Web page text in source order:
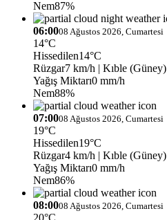
Nem87%
06:0008 Ağustos 2026, Cumartesi
14°C
Hissedilen14°C
Rüzgar7 km/h | Kıble (Güney)
Yağış Miktarı0 mm/h
Nem88%
07:0008 Ağustos 2026, Cumartesi
19°C
Hissedilen19°C
Rüzgar4 km/h | Kıble (Güney)
Yağış Miktarı0 mm/h
Nem86%
08:0008 Ağustos 2026, Cumartesi
20°C